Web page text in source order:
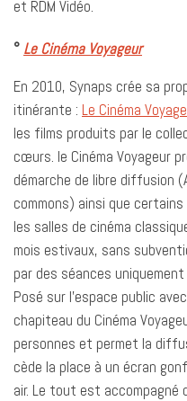
et RDM Vidéo.
° Le Cinéma Voyageur
En 2010, Synaps crée sa
itinérante : Le Cinéma
les films produits par le
cœurs. le Cinéma Voyageur
démarche de libre diffusion
commons) ainsi que certains
les salles de cinéma
mois estivaux, sans
par des séances uniquement
Posé sur l’espace public
chapiteau du Cinéma
personnes et permet la
cède la place à un écran
air. Le tout est accompagné